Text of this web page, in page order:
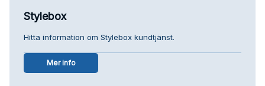
Stylebox
Hitta information om Stylebox kundtjänst.
Mer info